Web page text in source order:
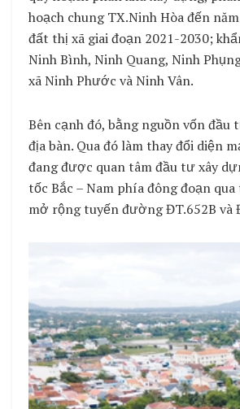
hoạch chung TX.Ninh Hòa đến
đất thị xã giai đoạn 2021-2030;
Ninh Bình, Ninh Quang, Ninh
xã Ninh Phước và Ninh Vân.
Bên cạnh đó, bằng nguồn vốn
địa bàn. Qua đó làm thay đổi diện
đang được quan tâm đầu tư xây
tốc Bắc – Nam phía đông đoạn
mở rộng tuyến đường ĐT.652B và